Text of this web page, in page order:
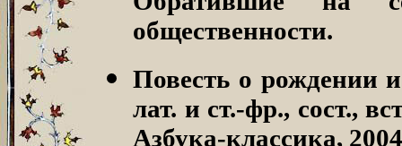
общественности.
Повесть о рождении
лат. и ст.-фр., сост.,
Азбука-классика,